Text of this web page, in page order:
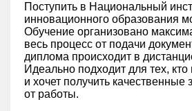
Поступить в Национальный
инновационного образования
Обучение организовано
весь процесс от подачи
диплома происходит в
Идеально подходит для тех,
и хочет получить качественные
от работы.